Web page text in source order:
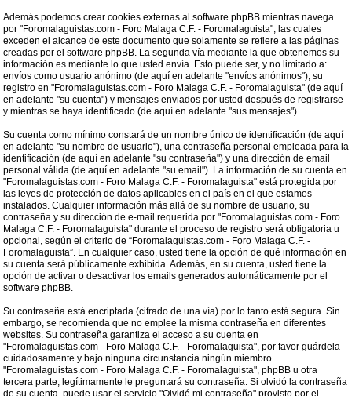
Además podemos crear cookies externas al software phpBB mientras navega
por "Foromalaguistas.com - Foro Malaga C.F. - Foromalaguista", las cuales
exceden el alcance de este documento que solamente se refiere a las páginas
creadas por el software phpBB. La segunda vía mediante la que obtenemos su
información es mediante lo que usted envía. Esto puede ser, y no limitado a:
envíos como usuario anónimo (de aquí en adelante "envíos anónimos"), su
registro en "Foromalaguistas.com - Foro Malaga C.F. - Foromalaguista" (de aquí
en adelante "su cuenta") y mensajes enviados por usted después de registrarse
y mientras se haya identificado (de aquí en adelante "sus mensajes").
Su cuenta como mínimo constará de un nombre único de identificación (de aquí
en adelante "su nombre de usuario"), una contraseña personal empleada para la
identificación (de aquí en adelante "su contraseña") y una dirección de email
personal válida (de aquí en adelante "su email"). La información de su cuenta en
"Foromalaguistas.com - Foro Malaga C.F. - Foromalaguista" está protegida por
las leyes de protección de datos aplicables en el país en el que estamos
instalados. Cualquier información más allá de su nombre de usuario, su
contraseña y su dirección de e-mail requerida por "Foromalaguistas.com - Foro
Malaga C.F. - Foromalaguista" durante el proceso de registro será obligatoria u
opcional, según el criterio de “Foromalaguistas.com - Foro Malaga C.F. -
Foromalaguista”. En cualquier caso, usted tiene la opción de qué información en
su cuenta será públicamente exhibida. Además, en su cuenta, usted tiene la
opción de activar o desactivar los emails generados automáticamente por el
software phpBB.
Su contraseña está encriptada (cifrado de una vía) por lo tanto está segura. Sin
embargo, se recomienda que no emplee la misma contraseña en diferentes
websites. Su contraseña garantiza el acceso a su cuenta en
"Foromalaguistas.com - Foro Malaga C.F. - Foromalaguista", por favor guárdela
cuidadosamente y bajo ninguna circunstancia ningún miembro
"Foromalaguistas.com - Foro Malaga C.F. - Foromalaguista", phpBB u otra
tercera parte, legítimamente le preguntará su contraseña. Si olvidó la contraseña
de su cuenta, puede usar el servicio "Olvidé mi contraseña" provisto por el